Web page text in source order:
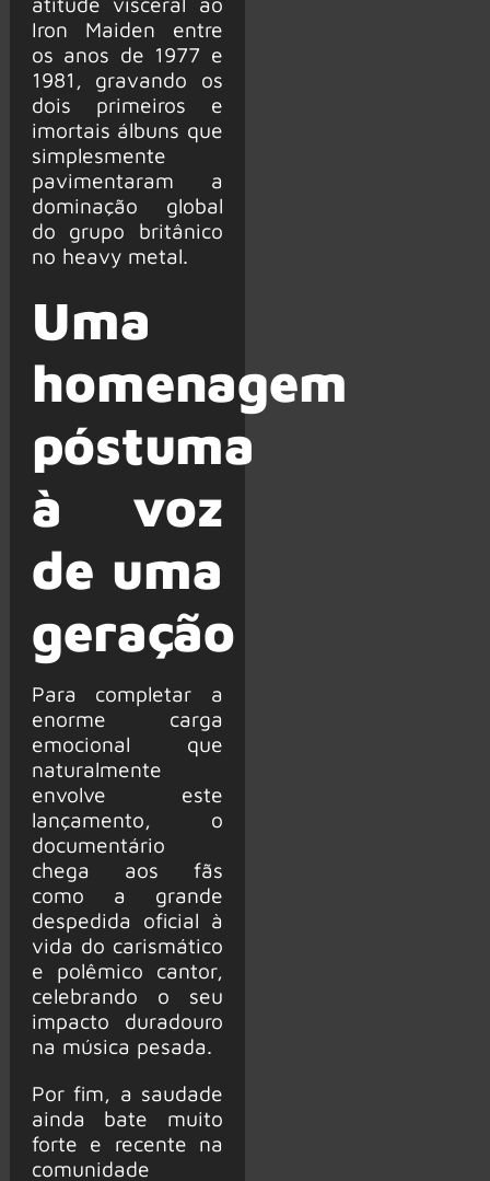
Iron Maiden entre
os anos de 1977 e
1981, gravando os
dois primeiros e
imortais álbuns que
simplesmente
pavimentaram a
dominação global
do grupo britânico
no heavy metal.
Uma
homenagem
póstuma
à voz
de uma
geração
Para completar a
enorme carga
emocional que
naturalmente
envolve este
lançamento, o
documentário
chega aos fãs
como a grande
despedida oficial à
vida do carismático
e polêmico cantor,
celebrando o seu
impacto duradouro
na música pesada.
Por fim, a saudade
ainda bate muito
forte e recente na
comunidade